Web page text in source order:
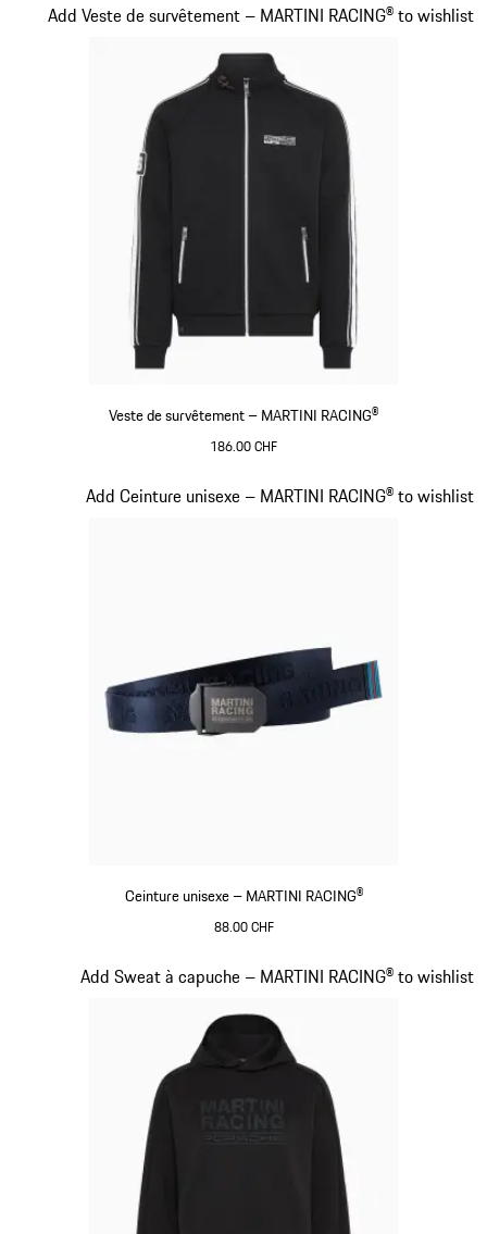
Veste de survêtement – MARTINI RACING®
186.00 CHF
Add Veste de survêtement – MARTINI RACING® to wishlist
Diapositive 12 sur 20
Ceinture unisexe – MARTINI RACING®
88.00 CHF
Add Ceinture unisexe – MARTINI RACING® to wishlist
Diapositive 13 sur 20
Add Sweat à capuche – MARTINI RACING® to wishlist
Diapositive 14 sur 20